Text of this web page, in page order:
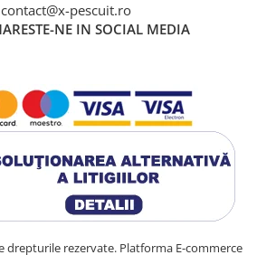
contact@x-pescuit.ro
NE IN SOCIAL MEDIA
drepturile rezervate. Platforma E-commerce